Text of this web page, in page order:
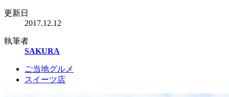
更新日
2017.12.12
執筆者
SAKURA
ご当地グルメ
スイーツ店